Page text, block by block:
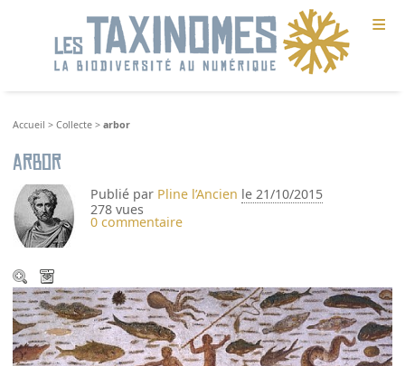
≡
Accueil >Collecte >arbor
arbor
Publié par Pline l’Ancien le 21/10/2015
278 vues
0 commentaire